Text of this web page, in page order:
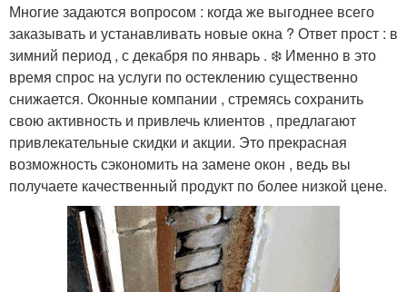
Многие задаются вопросом : когда же выгоднее всего
заказывать и устанавливать новые окна ? Ответ прост : в
зимний период , с декабря по январь . ❄️ Именно в это
время спрос на услуги по остеклению существенно
снижается. Оконные компании , стремясь сохранить
свою активность и привлечь клиентов , предлагают
привлекательные скидки и акции. Это прекрасная
возможность сэкономить на замене окон , ведь вы
получаете качественный продукт по более низкой цене.